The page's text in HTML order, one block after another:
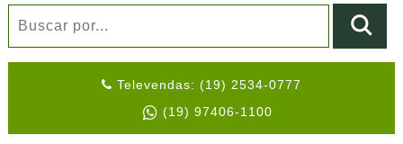
Televendas: (19) 2534-0777
(19) 97406-1100